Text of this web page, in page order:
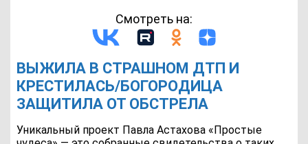
Смотреть на:
ВЫЖИЛА В СТРАШНОМ ДТП И
КРЕСТИЛАСЬ/БОГОРОДИЦА
ЗАЩИТИЛА ОТ ОБСТРЕЛА
Уникальный проект Павла Астахова «Простые